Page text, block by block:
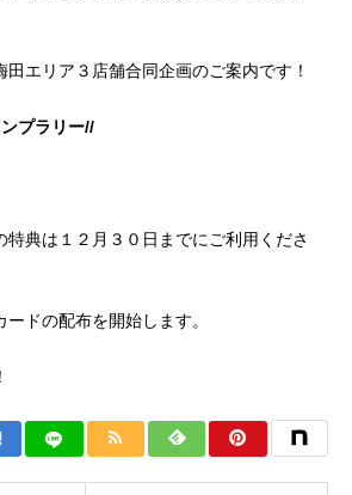
エリア３店舗合同企画のご案内です！
プラリー//
特典は１２月３０日までにご利用くださ
ドの配布を開始します。